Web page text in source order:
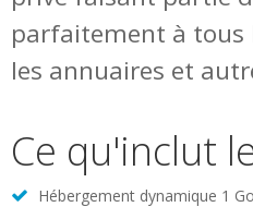
parfaitement à tous
les annuaires et
Ce qu'inclut
Hébergement dynamique 1 Go